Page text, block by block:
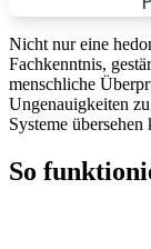
Nicht nur eine
Fachkenntnis,
menschliche
Ungenauigkeiten
Systeme
So